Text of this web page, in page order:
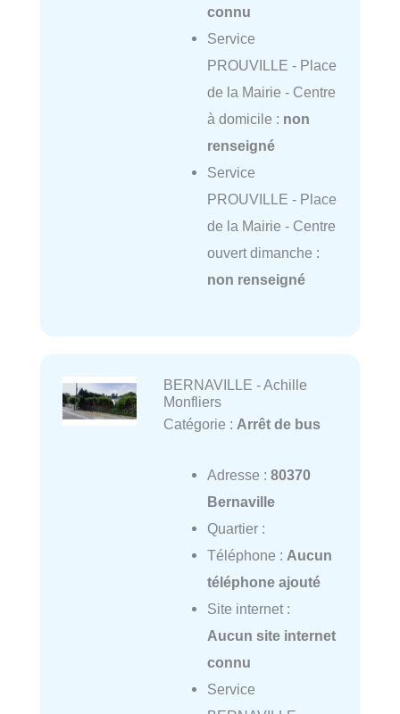
connu
Service
PROUVILLE - Place
de la Mairie - Centre
à domicile : non
renseigné
Service
PROUVILLE - Place
de la Mairie - Centre
ouvert dimanche :
non renseigné
BERNAVILLE - Achille
Monfliers
Catégorie : Arrêt de bus
Adresse : 80370
Bernaville
Quartier :
Téléphone : Aucun
téléphone ajouté
Site internet :
Aucun site internet
connu
Service